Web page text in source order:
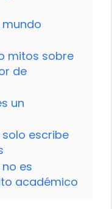
mitos sobre
de
un
solo escribe
es
académico